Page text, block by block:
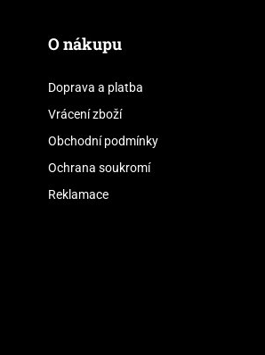
O nákupu
Doprava a platba
Vrácení zboží
Obchodní podmínky
Ochrana soukromí
Reklamace